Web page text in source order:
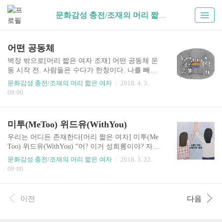
문화감성 충전/조재의 머리 짧은 여자 (34)
어떤 공동체
벽장 밖으로[머리 짧은 여자 조재] 어떤 공동체 운
동 시작 전. 사람들은 수다가 한창이다. 나를 빼곤
전부 중고등학생이다. 익숙한 풍경이다. 크게 둘로
갈라져 여자들은 여자들대로, 남자들은 남자들대
래도 체육관에 와서 남자아이들과 교류할 수 있다
고 좋아했다. 다른 아이는 그럼에도 여긴 아니라고
툴툴거렸다. 여전히 익숙한 풍경이다. 여중, 여고를
나왔다. 학창 시절 친구들은 이성에 대한 호기심이
극에 달해 있었다. 학원에서 만난 남자애 이야기,
없던 나는 말이 ..
문화감성 충전/조재의 머리 짧은 여자
2018. 4. 3.
09:00
미투(MeToo) 위드유(WithYou)
우리는 어디든 존재한다[머리 짧은 여자] 미투(Me
Too) 위드유(WithYou) “어? 이거 성희롱이야? 자꾸
이러면 나도 미투 할거야!” 누군가 농담 투로 말을
훅 던지고, 사람들이 웃는다. 미투(#MeToo) 운동을
놈들은 아주 빌어먹을 놈들이지만, 나와는 무관하
다고 생각하기에 웃을 수 있다. 학교에서 언어 성희
문화감성 충전/조재의 머리 짧은 여자
2018. 3. 22.
09:00
이전 다음